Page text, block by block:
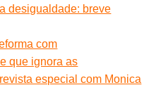
desigualdade: breve
com
que ignora as
especial com Monica